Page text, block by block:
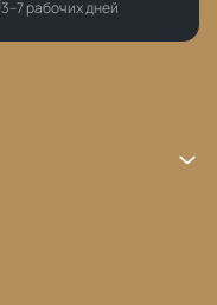
3–7 рабочих дней